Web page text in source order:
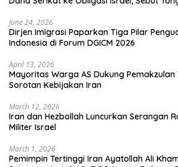
June 24, 2026
Dirjen Imigrasi Paparkan Tiga Pilar
Indonesia di Forum DGICM 2026
April 13, 2026
Mayoritas Warga AS Dukung
Sorotan Kebijakan Iran
March 12, 2026
Iran dan Hezbollah Luncurkan Serangan
Militer Israel
March 1, 2026
Pemimpin Tertinggi Iran Ayatollah Ali